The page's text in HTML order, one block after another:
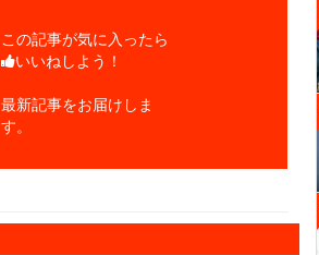
この記事が気に入ったら
いいねしよう！
最新記事をお届けしま
す。